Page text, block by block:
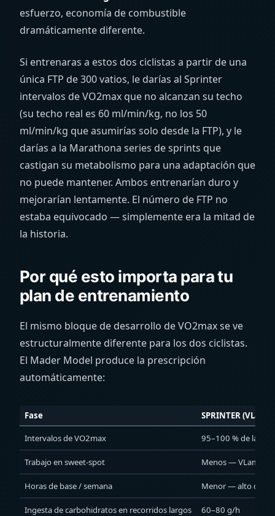
esfuerzo, economía de combustible
dramáticamente diferente.
Si entrenaras a estos dos ciclistas a partir de una
única FTP de 300 vatios, le darías al Sprinter
intervalos de VO2max que no alcanzan su techo
(su techo real es 60 ml/min/kg, no los 50
ml/min/kg que asumirías solo desde la FTP), y le
darías a la Marathona series de sprints que
castigan su metabolismo para una adaptación que
no puede mantener. Ambos entrenarían duro y
mejorarían lentamente. El número de FTP no
estaba equivocado — simplemente era la mitad de
la historia.
Por qué esto importa para tu
plan de entrenamiento
El mismo bloque de desarrollo de VO2max se ve
estructuralmente diferente para los dos ciclistas.
El Mader Model produce la prescripción
automáticamente:
Fase SPRINTER
Intervalos de VO2max 95–100 % de la
Trabajo en sweet-spot Menos — VLamax
Horas de base / semana Menor — alto costo
Ingesta de carbohidratos en recorridos largos 60–80 g/h